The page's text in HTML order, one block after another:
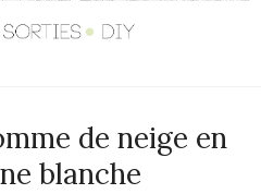
de neige en
blanche